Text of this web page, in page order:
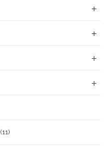
(11)